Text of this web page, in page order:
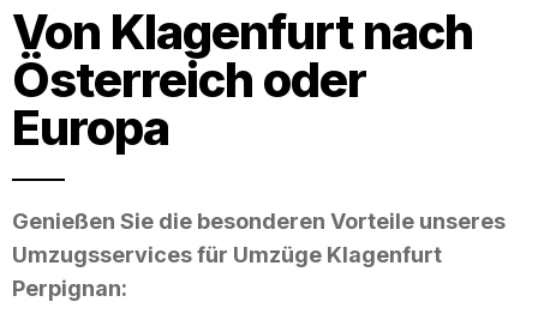
Von Klagenfurt nach
Österreich oder
Europa
Genießen Sie die besonderen Vorteile unseres
Umzugsservices für Umzüge Klagenfurt
Perpignan: